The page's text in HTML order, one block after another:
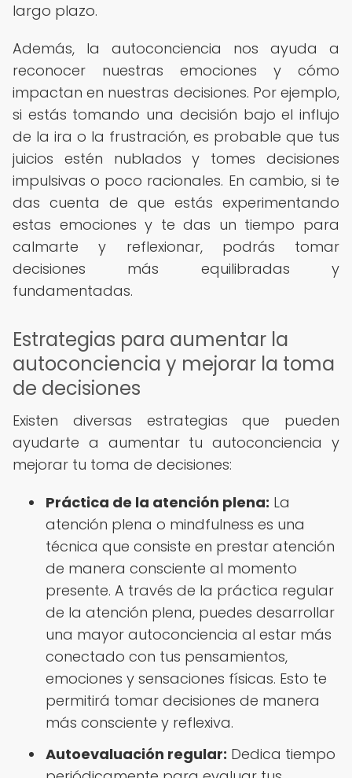
largo plazo.
Además, la autoconciencia nos ayuda a
reconocer nuestras emociones y cómo
impactan en nuestras decisiones. Por ejemplo,
si estás tomando una decisión bajo el influjo
de la ira o la frustración, es probable que tus
juicios estén nublados y tomes decisiones
impulsivas o poco racionales. En cambio, si te
das cuenta de que estás experimentando
estas emociones y te das un tiempo para
calmarte y reflexionar, podrás tomar
decisiones más equilibradas y
fundamentadas.
Estrategias para aumentar la
autoconciencia y mejorar la toma
de decisiones
Existen diversas estrategias que pueden
ayudarte a aumentar tu autoconciencia y
mejorar tu toma de decisiones:
Práctica de la atención plena: La
atención plena o mindfulness es una
técnica que consiste en prestar atención
de manera consciente al momento
presente. A través de la práctica regular
de la atención plena, puedes desarrollar
una mayor autoconciencia al estar más
conectado con tus pensamientos,
emociones y sensaciones físicas. Esto te
permitirá tomar decisiones de manera
más consciente y reflexiva.
Autoevaluación regular: Dedica tiempo